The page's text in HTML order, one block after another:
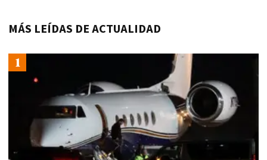
MÁS LEÍDAS DE ACTUALIDAD